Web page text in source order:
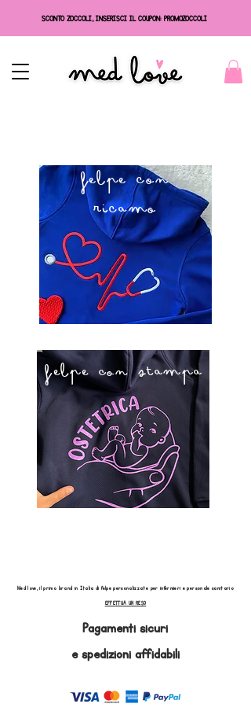
SCONTO ZOCCOLI, INSERISCI IL COUPON: PROMOZOCCOLI
felpe con
ricamo
felpe con stampa
Med love, il primo brand in Italia di felpe personalizzate per infermieri e personale sanitario
EFFETTUA UN RESO
Pagamenti sicuri
espedizioni affidabili